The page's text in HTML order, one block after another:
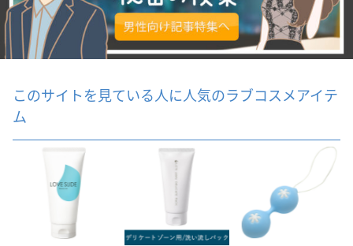
このサイトを見ている人に人気のラブコスメアイテ
ム